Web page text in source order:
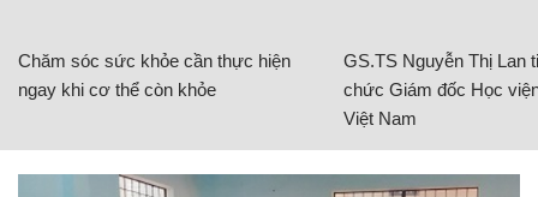
Chăm sóc sức khỏe cần thực hiện
ngay khi cơ thể còn khỏe
GS.TS Nguyễn Thị Lan
chức Giám đốc Học
Việt Nam